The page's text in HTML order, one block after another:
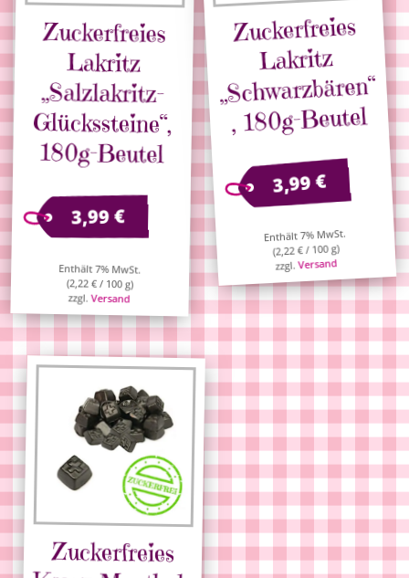
Zuckerfreies
Lakritz
„Salzlakritz-
Glückssteine“,
180g-Beutel
3,99€
Enthält 7% MwSt.
(2,22€/ 100 g)
zzgl.Versand
Zuckerfreies
Lakritz
„Schwarzbären“
, 180g-Beutel
3,99€
Enthält 7% MwSt.
(2,22€/ 100 g)
zzgl.Versand
Zuckerfreies
Kreuz-Menthol-
Lakritz, 180g-